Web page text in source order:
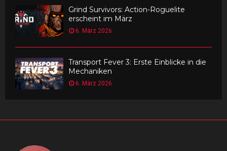
Grind Survivors: Action-Roguelite
erscheint im März
6. März 2026
Transport Fever 3: Erste Einblicke in die
Mechaniken
6. März 2026